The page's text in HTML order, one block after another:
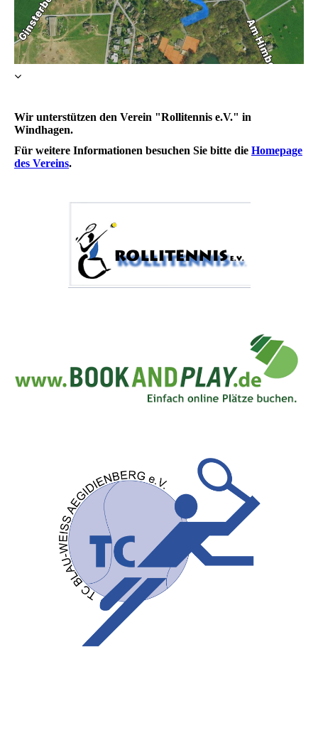
Wir unterstützen den Verein "Rollitennis e.V." in
Windhagen.
Für weitere Informationen besuchen Sie bitte die Homepage
des Vereins.